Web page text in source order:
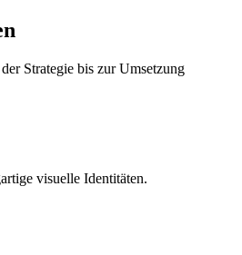
Strategie bis zur Umsetzung
visuelle Identitäten.